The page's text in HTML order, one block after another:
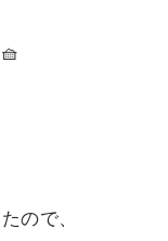
ので、